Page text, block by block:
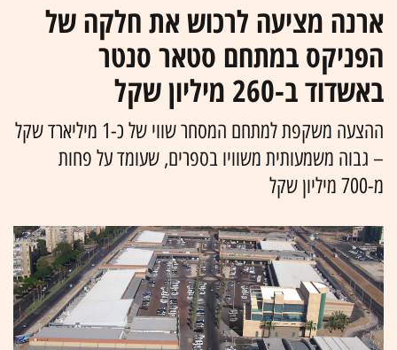
ארנה מציעה לרכוש את חלקה של
הפניקס במתחם סטאר סנטר
באשדוד ב-260 מיליון שקל
ההצעה משקפת למתחם המסחר שווי של כ-1 מיליארד שקל
– גבוה משמעותית משוויו בספרים, שעומד על פחות
מ-700 מיליון שקל